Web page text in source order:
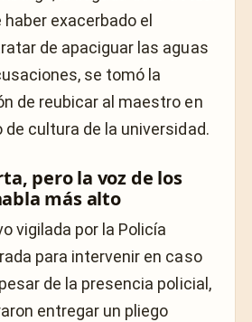
exacerbado el
de apaciguar las aguas
se tomó la
de reubicar al maestro en
cultura de la universidad.
pero la voz de los
más alto
vigilada por la Policía
para intervenir en caso
de la presencia policial,
entregar un pliego